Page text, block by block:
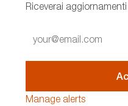
Riceverai
Email
address
Manage alerts